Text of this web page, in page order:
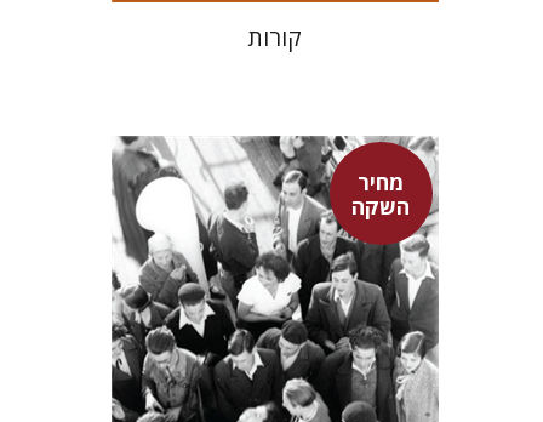
קורות
מחיר
השקה
חגית לבסקי
מאירה טורצקי